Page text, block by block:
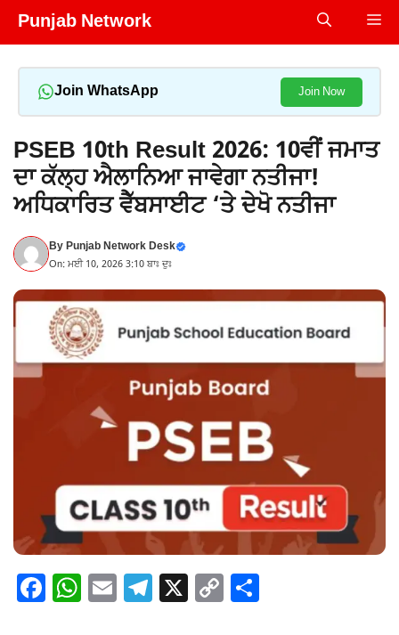
Skip
Punjab Network
Join WhatsApp Join Now
PSEB 10th Result 2026: 10ਵੀਂ ਜਮਾਤ
ਦਾ ਕੱਲ੍ਹ ਐਲਾਨਿਆ ਜਾਵੇਗਾ ਨਤੀਜਾ!
ਅਧਿਕਾਰਿਤ ਵੈੱਬਸਾਈਟ ‘ਤੇ ਦੇਖੋ ਨਤੀਜਾ
ByPunjab Network Desk
On: ਮਈ 10, 2026 3:10 ਬਾਃ ਦੁਃ
F W E T X C